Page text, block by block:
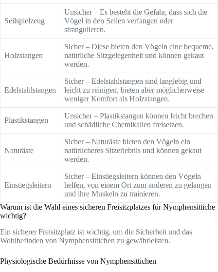
Seilspielzeug
Unsicher – Es besteht die Gefahr, dass sich die
Vögel in den Seilen verfangen oder
strangulieren.
Holzstangen
Sicher – Diese bieten den Vögeln eine bequeme,
natürliche Sitzgelegenheit und können gekaut
werden.
Edelstahlstangen
Sicher – Edelstahlstangen sind langlebig und
leicht zu reinigen, bieten aber möglicherweise
weniger Komfort als Holzstangen.
Plastikstangen
Unsicher – Plastikstangen können leicht brechen
und schädliche Chemikalien freisetzen.
Naturäste
Sicher – Naturäste bieten den Vögeln ein
natürlicheres Sitzerlebnis und können gekaut
werden.
Einstiegsleitern
Sicher – Einstiegsleitern können den Vögeln
helfen, von einem Ort zum anderen zu gelangen
und ihre Muskeln zu trainieren.
Warum ist die Wahl eines sicheren Freisitzplatzes für Nymphensittiche
wichtig?
Ein sicherer Freisitzplatz ist wichtig, um die Sicherheit und das
Wohlbefinden von Nymphensittichen zu gewährleisten.
Physiologische Bedürfnisse von Nymphensittichen